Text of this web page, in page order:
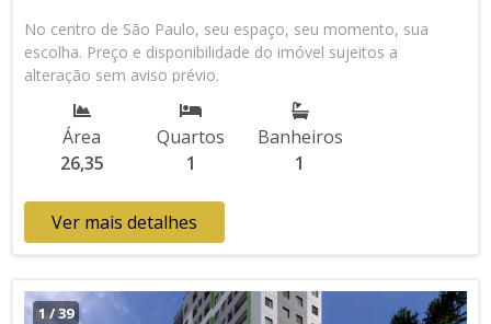
No centro de São Paulo, seu espaço, seu momento, sua
escolha. Preço e disponibilidade do imóvel sujeitos a
alteração sem aviso prévio.
Área
26,35
Quartos
1
Banheiros
1
Ver mais detalhes
1/39